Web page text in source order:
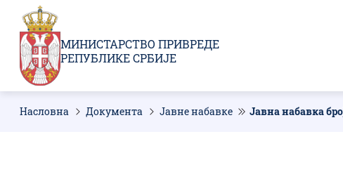
Пребаци
главни
садржаја
МИНИСТАРСТВО ПРИВРЕДЕ
РЕПУБЛИКЕ СРБИЈЕ
Мрвице
Насловна Документа Јавне набавке Јавна набавка